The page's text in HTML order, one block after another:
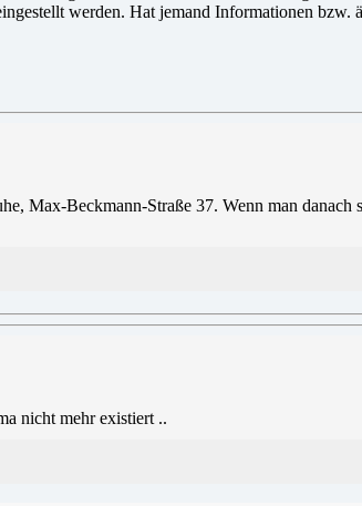
werden. Hat jemand Informationen bzw.
Max-Beckmann-Straße 37. Wenn man danach
nicht mehr existiert ..